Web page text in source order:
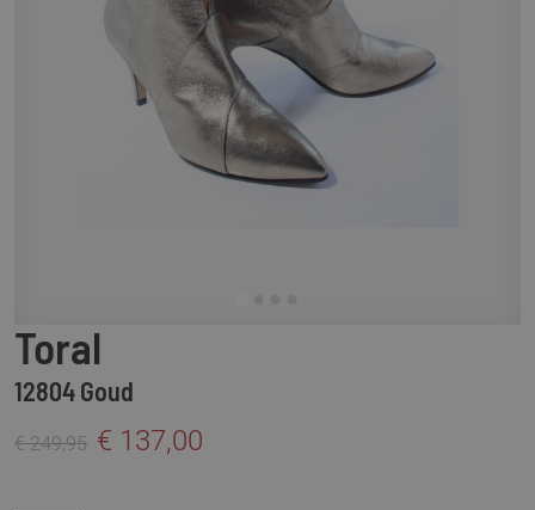
Toral
12804 Goud
€ 249,95 € 137,00